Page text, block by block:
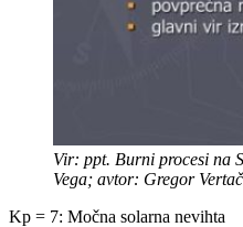
Vir: ppt. Burni procesi na
Vega; avtor: Gregor
Kp = 7: Močna solarna nevihta